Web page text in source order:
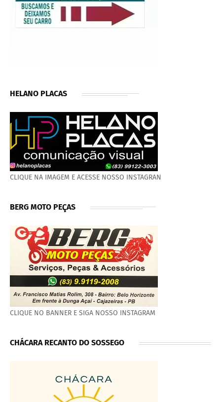
HELANO PLACAS
CLIQUE NA IMAGEM E ACESSE NOSSO INSTAGRAN
BERG MOTO PEÇAS
CLIQUE NO BANNER E SIGA NOSSO INSTAGRAM
CHÁCARA RECANTO DO SOSSEGO